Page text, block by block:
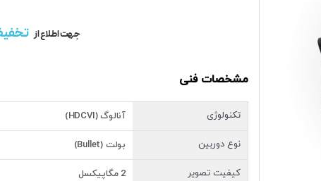
جهت اطلاع از
مشخصات فنی
تکنولوژی آنالوگ (HDCVI)
نوع دوربین بولت (Bullet)
کیفیت تصویر 2 مگاپیکسل